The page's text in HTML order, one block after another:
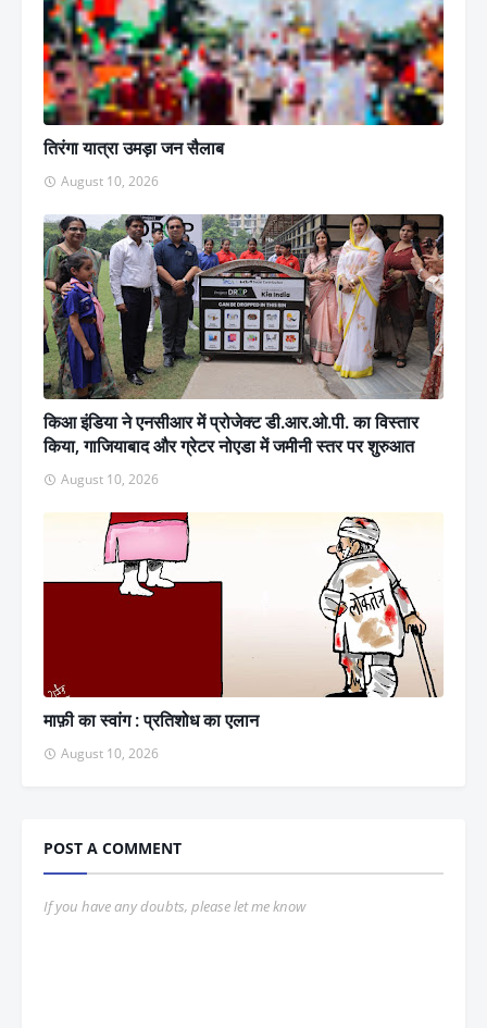
तिरंगा यात्रा उमड़ा जन सैलाब
August 10, 2026
किआ इंडिया ने एनसीआर में प्रोजेक्ट डी.आर.ओ.पी. का विस्तार
किया, गाजियाबाद और ग्रेटर नोएडा में जमीनी स्तर पर शुरुआत
August 10, 2026
माफ़ी का स्वांग : प्रतिशोध का एलान
August 10, 2026
POST A COMMENT
If you have any doubts, please let me know